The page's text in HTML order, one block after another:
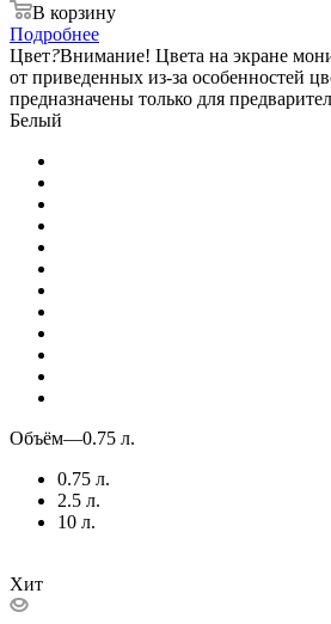
В корзину
Подробнее
Цвет?Внимание! Цвета на экране
от приведенных из-за особенностей
предназначены только для
Белый
Объём—0.75 л.
0.75 л.
2.5 л.
10 л.
Хит